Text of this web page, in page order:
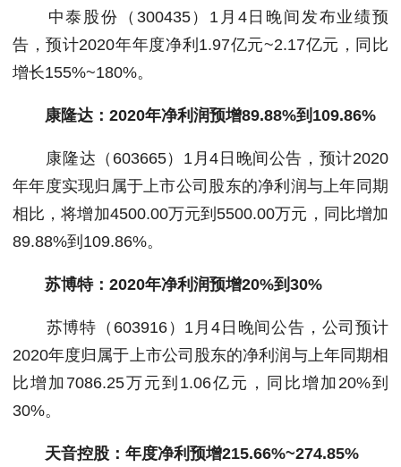
中泰股份（300435）1月4日晚间发布业绩预
告，预计2020年年度净利1.97亿元~2.17亿元，同比
增长155%~180%。
康隆达：2020年净利润预增89.88%到109.86%
康隆达（603665）1月4日晚间公告，预计2020
年年度实现归属于上市公司股东的净利润与上年同期
相比，将增加4500.00万元到5500.00万元，同比增加
89.88%到109.86%。
苏博特：2020年净利润预增20%到30%
苏博特（603916）1月4日晚间公告，公司预计
2020年度归属于上市公司股东的净利润与上年同期相
比增加7086.25万元到1.06亿元，同比增加20%到
30%。
天音控股：年度净利预增215.66%~274.85%